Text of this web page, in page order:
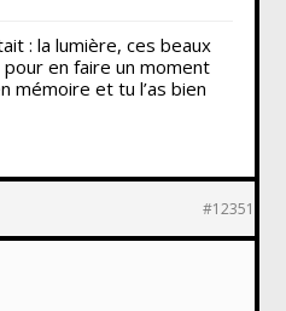
: la lumière, ces beaux
en faire un moment
mémoire et tu l’as bien
#12351